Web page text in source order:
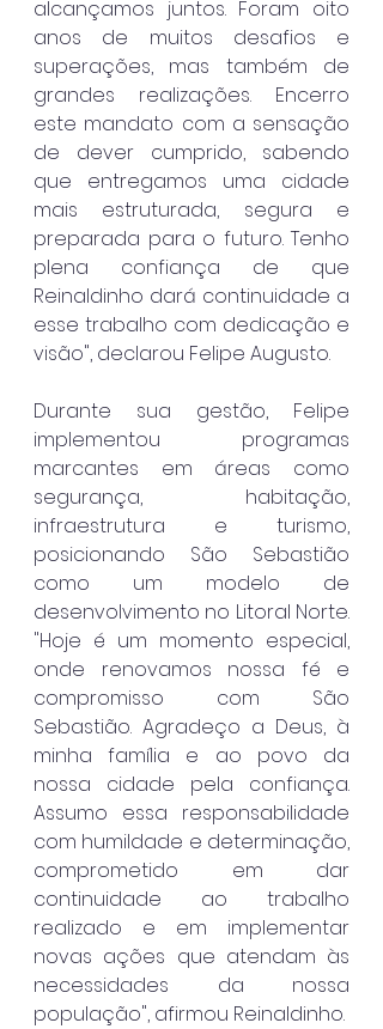
alcançamos juntos. Foram oito
anos de muitos desafios e
superações, mas também de
grandes realizações. Encerro
este mandato com a sensação
de dever cumprido, sabendo
que entregamos uma cidade
mais estruturada, segura e
preparada para o futuro. Tenho
plena confiança de que
Reinaldinho dará continuidade a
esse trabalho com dedicação e
visão", declarou Felipe Augusto.
Durante sua gestão, Felipe
implementou programas
marcantes em áreas como
segurança, habitação,
infraestrutura e turismo,
posicionando São Sebastião
como um modelo de
desenvolvimento no Litoral Norte.
"Hoje é um momento especial,
onde renovamos nossa fé e
compromisso com São
Sebastião. Agradeço a Deus, à
minha família e ao povo da
nossa cidade pela confiança.
Assumo essa responsabilidade
com humildade e determinação,
comprometido em dar
continuidade ao trabalho
realizado e em implementar
novas ações que atendam às
necessidades da nossa
população", afirmou Reinaldinho.